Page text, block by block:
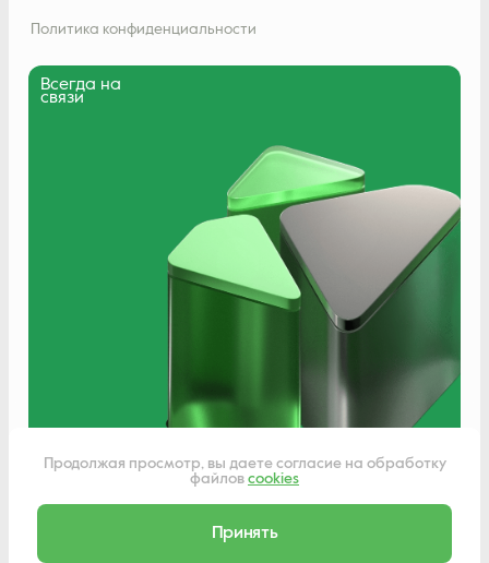
Продолжая просмотр, вы даете согласие на обработку
файлов cookies
Принять
Политика конфиденциальности
Всегда на
связи